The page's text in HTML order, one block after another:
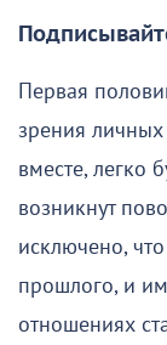
Первая
зрения
вместе, легко
возникнут
исключено,
прошлого, и
отношениях